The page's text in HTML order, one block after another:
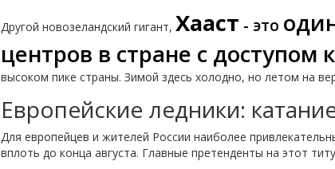
Другой новозеландский гигант, Хааст - это
центров в стране с
высоком пике страны. Зимой здесь холодно, но летом на
Европейские ледники:
Для европейцев и жителей России наиболее
вплоть до конца августа. Главные претенденты на этот